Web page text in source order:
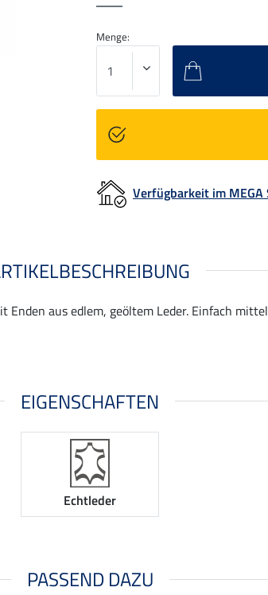
Menge:
Verfügbarkeit im MEGA
aus edlem, geöltem Leder. Einfach
EIGENSCHAFTEN
Echtleder
PASSEND DAZU